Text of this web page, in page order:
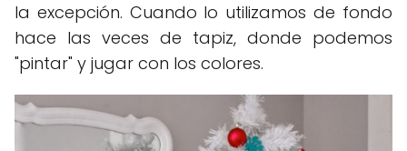
la excepción. Cuando lo utilizamos de fondo
hace las veces de tapiz, donde podemos
"pintar" y jugar con los colores.